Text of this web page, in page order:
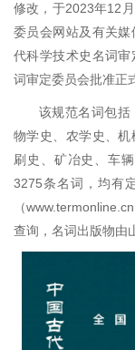
修改，于2023年12
委员会网站及有关
代科学技术史名词
词审定委员会批准正
该规范名词包括
物学史、农学史、
刷史、矿冶史、车
3275条名词，均有
（
查询，名词出版物由